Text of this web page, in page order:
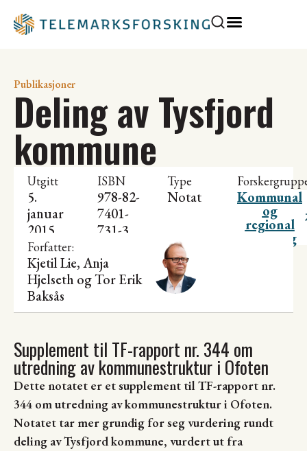
Publikasjoner
Deling av Tysfjord
kommune
Utgitt
5.
januar
2015
ISBN
978-82-
7401-
731-3
Type
Notat Kommunal
og
regional
utvikling
Forfatter:
Kjetil Lie, Anja
Hjelseth og Tor Erik
Baksås
Supplement til TF-rapport nr. 344 om
utredning av kommunestruktur i Ofoten
Dette notatet er et supplement til TF-rapport nr.
344 om utredning av kommunestruktur i Ofoten.
Notatet tar mer grundig for seg vurdering rundt
deling av Tysfjord kommune, vurdert ut fra